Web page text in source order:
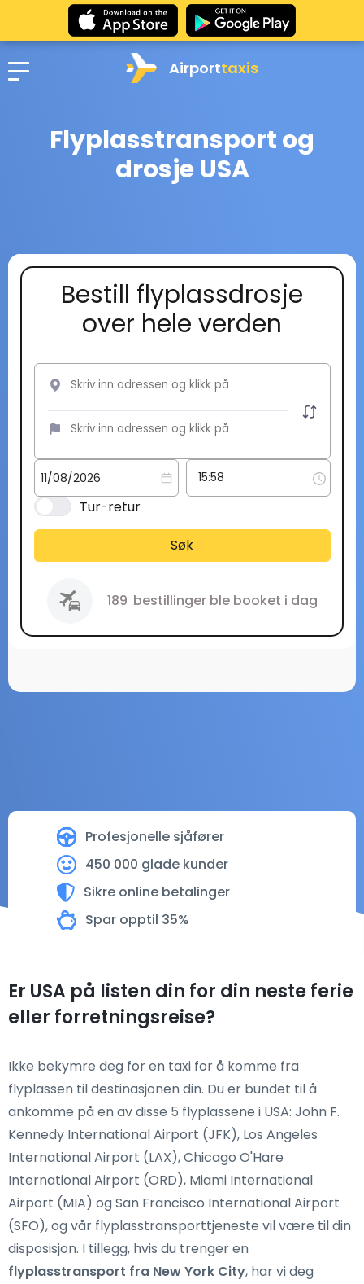
Airporttaxis
Flyplasstransport og
drosje USA
Profesjonelle sjåfører
450 000 glade kunder
Sikre online betalinger
Spar opptil 35%
Bestill flyplassdrosje
over hele verden
Tur-retur
Søk
189 bestillinger ble booket i dag
Er USA på listen din for din neste ferie
eller forretningsreise?
Ikke bekymre deg for en taxi for å komme fra
flyplassen til destinasjonen din. Du er bundet til å
ankomme på en av disse 5 flyplassene i USA: John F.
Kennedy International Airport (JFK), Los Angeles
International Airport (LAX), Chicago O'Hare
International Airport (ORD), Miami International
Airport (MIA) og San Francisco International Airport
(SFO), og vår flyplasstransporttjeneste vil være til din
disposisjon. I tillegg, hvis du trenger en
flyplasstransport fra New York City, har vi deg